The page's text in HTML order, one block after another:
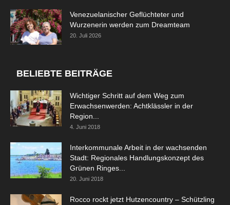
Venezuelanischer Geflüchteter und
Wurzenerin werden zum Dreamteam
20. Juli 2026
BELIEBTE BEITRÄGE
Wichtiger Schritt auf dem Weg zum
Erwachsenwerden: Achtklässler in der
Region...
4. Juni 2018
Interkommunale Arbeit in der wachsenden
Stadt: Regionales Handlungskonzept des
Grünen Ringes...
20. Juni 2018
Rocco rockt jetzt Hutzencountry – Schützling